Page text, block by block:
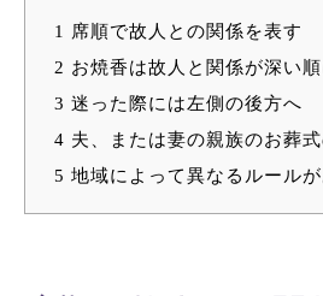
1
席順で故人との関係を表す
2 お焼香は故人と関係が深い順
3 迷った際には左側の後方へ
4 夫、または妻の親族のお葬
5 地域によって異なるルールが